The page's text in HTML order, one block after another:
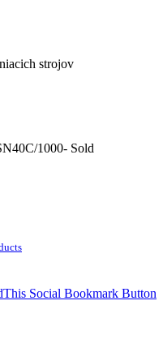
strojov
1000- Sold